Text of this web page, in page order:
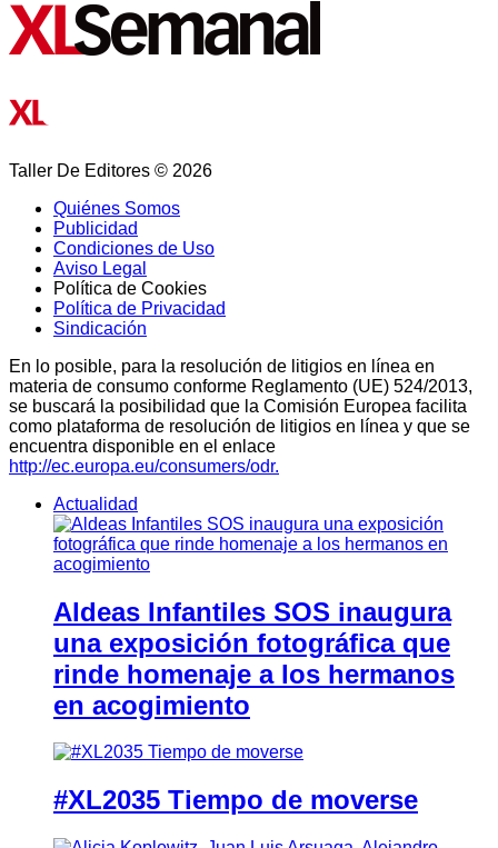
Taller De Editores © 2026
Quiénes Somos
Publicidad
Condiciones de Uso
Aviso Legal
Política de Cookies
Política de Privacidad
Sindicación
En lo posible, para la resolución de litigios en línea en
materia de consumo conforme Reglamento (UE) 524/2013,
se buscará la posibilidad que la Comisión Europea facilita
como plataforma de resolución de litigios en línea y que se
encuentra disponible en el enlace
http://ec.europa.eu/consumers/odr.
Actualidad
Aldeas Infantiles SOS inaugura
una exposición fotográfica que
rinde homenaje a los hermanos
en acogimiento
#XL2035 Tiempo de moverse